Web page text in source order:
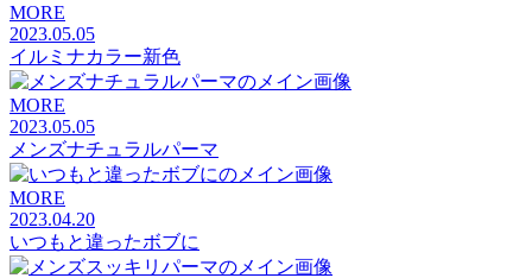
MORE
2023.05.05
イルミナカラー新色
MORE
2023.05.05
メンズナチュラルパーマ
MORE
2023.04.20
いつもと違ったボブに